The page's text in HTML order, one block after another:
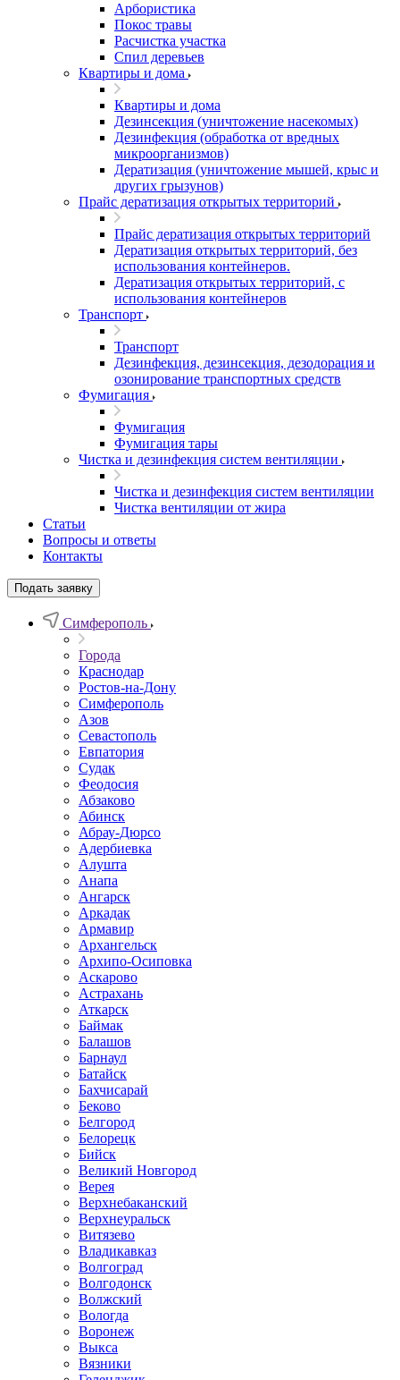
Арбористика
Покос травы
Расчистка участка
Спил деревьев
Квартиры и дома
Квартиры и дома
Дезинсекция (уничтожение насекомых)
Дезинфекция (обработка от вредных
микроорганизмов)
Дератизация (уничтожение мышей, крыс и
других грызунов)
Прайс дератизация открытых территорий
Прайс дератизация открытых территорий
Дератизация открытых территорий, без
использования контейнеров.
Дератизация открытых территорий, с
использования контейнеров
Транспорт
Транспорт
Дезинфекция, дезинсекция, дезодорация и
озонирование транспортных средств
Фумигация
Фумигация
Фумигация тары
Чистка и дезинфекция систем вентиляции
Чистка и дезинфекция систем вентиляции
Чистка вентиляции от жира
Статьи
Вопросы и ответы
Контакты
Подать заявку
Симферополь
Города
Краснодар
Ростов-на-Дону
Симферополь
Азов
Севастополь
Евпатория
Судак
Феодосия
Абзаково
Абинск
Абрау-Дюрсо
Адербиевка
Алушта
Анапа
Ангарск
Аркадак
Армавир
Архангельск
Архипо-Осиповка
Аскарово
Астрахань
Аткарск
Баймак
Балашов
Барнаул
Батайск
Бахчисарай
Беково
Белгород
Белорецк
Бийск
Великий Новгород
Верея
Верхнебаканский
Верхнеуральск
Витязево
Владикавказ
Волгоград
Волгодонск
Волжский
Вологда
Воронеж
Выкса
Вязники